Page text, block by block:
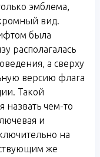
эмблема,
вид.
была
располагалась
а сверху
версию флага
Такой
чем-то
и
на
же